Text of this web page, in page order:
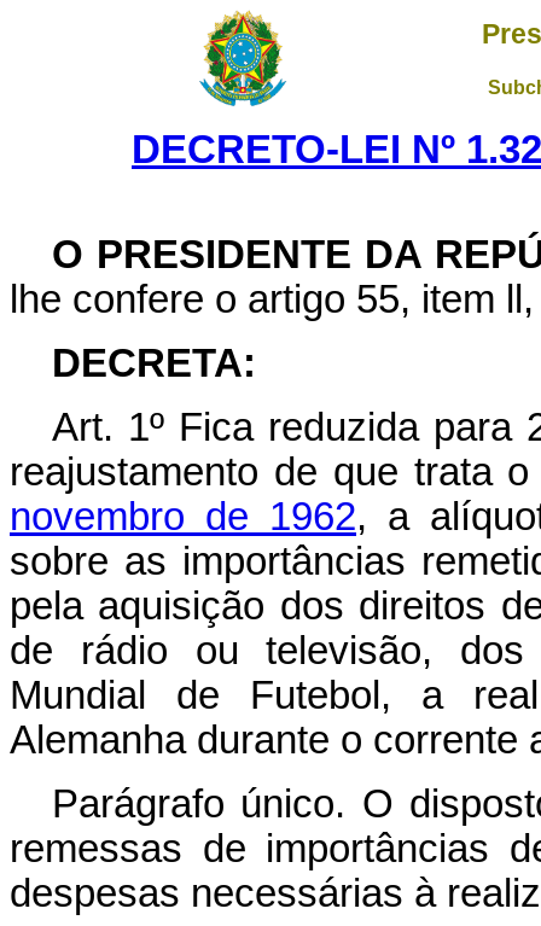
DECRETO-LEI Nº
O PRESIDENTE DA
lhe confere o artigo 55, item
DECRETA:
Art. 1º Fica reduzida para
reajustamento de que trata
novembro de 1962, a
sobre as importâncias
pela aquisição dos direitos
de rádio ou televisão, dos
Mundial de Futebol, a
Alemanha durante o corrente
Parágrafo único. O
remessas de importâncias
despesas necessárias à